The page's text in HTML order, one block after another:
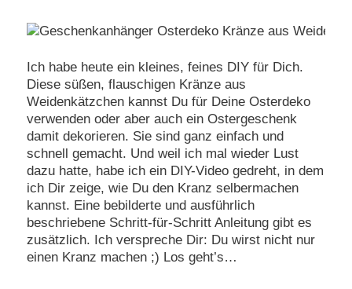
Ich habe heute ein kleines, feines DIY für Dich.
Diese süßen, flauschigen Kränze aus
Weidenkätzchen kannst Du für Deine Osterdeko
verwenden oder aber auch ein Ostergeschenk
damit dekorieren. Sie sind ganz einfach und
schnell gemacht. Und weil ich mal wieder Lust
dazu hatte, habe ich ein DIY-Video gedreht, in dem
ich Dir zeige, wie Du den Kranz selbermachen
kannst. Eine bebilderte und ausführlich
beschriebene Schritt-für-Schritt Anleitung gibt es
zusätzlich. Ich verspreche Dir: Du wirst nicht nur
einen Kranz machen ;) Los geht’s…